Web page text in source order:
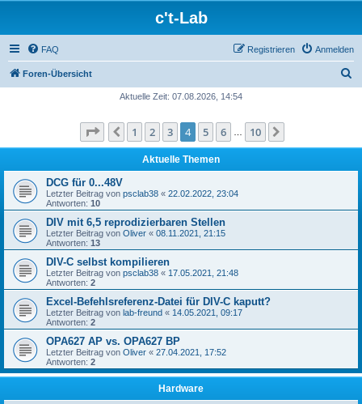
c't-Lab
FAQ Anmelden
Registrieren
Foren-Übersicht
e
Aktuelle Zeit: 07.08.2026, 14:54
Seite von
Vorherige
1 2 3 4 5 6 10
Aktuelle Themen
DCG für 0...48V
Letzter Beitrag von psclab38 « 22.02.2022, 23:04
Antworten: 10
DIV mit 6,5 reprodizierbaren Stellen
Letzter Beitrag von Oliver « 08.11.2021, 21:15
Antworten: 13
DIV-C selbst kompilieren
Letzter Beitrag von psclab38 « 17.05.2021, 21:48
Antworten: 2
Excel-Befehlsreferenz-Datei für DIV-C kaputt?
Letzter Beitrag von lab-freund « 14.05.2021, 09:17
Antworten: 2
OPA627 AP vs. OPA627 BP
Letzter Beitrag von Oliver « 27.04.2021, 17:52
Antworten: 2
Hardware